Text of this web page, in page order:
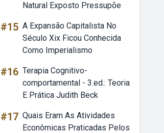
Natural Exposto Pressupõe
#15 A Expansão Capitalista No
Século Xix Ficou Conhecida
Como Imperialismo
#16 Terapia Cognitivo-
comportamental - 3.ed.: Teoria
E Prática Judith Beck
#17 Quais Eram As Atividades
Econômicas Praticadas Pelos